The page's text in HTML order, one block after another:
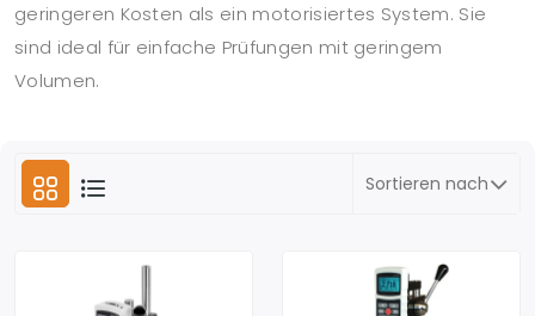
geringeren Kosten als ein motorisiertes System. Sie
sind ideal für einfache Prüfungen mit geringem
Volumen.